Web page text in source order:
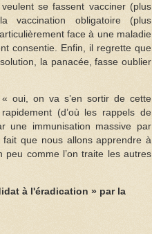
se fassent vacciner (plus
vaccination obligatoire (plus
face à une maladie
consentie. Enfin, il regrette que
la panacée, fasse oublier
oui, on va s’en sortir de cette
(d’où les rappels de
une immunisation massive par
fait que nous allons apprendre à
comme l’on traite les autres
à l'éradication » par la